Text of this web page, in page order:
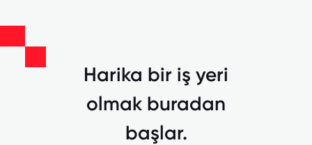
Harika bir iş yeri
olmak buradan
başlar.